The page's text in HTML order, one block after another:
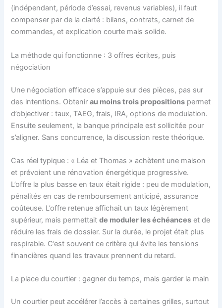
(indépendant, période d’essai, revenus variables), il faut
compenser par de la clarté : bilans, contrats, carnet de
commandes, et explication courte mais solide.
La méthode qui fonctionne : 3 offres écrites, puis
négociation
Une négociation efficace s’appuie sur des pièces, pas sur
des intentions. Obtenirau moins trois propositions permet
d’objectiver : taux, TAEG, frais, IRA, options de modulation.
Ensuite seulement, la banque principale est sollicitée pour
s’aligner. Sans concurrence, la discussion reste théorique.
Cas réel typique : « Léa et Thomas » achètent une maison
et prévoient une rénovation énergétique progressive.
L’offre la plus basse en taux était rigide : peu de modulation,
pénalités en cas de remboursement anticipé, assurance
coûteuse. L’offre retenue affichait un taux légèrement
supérieur, mais permettaitde moduler les échéances et de
réduire les frais de dossier. Sur la durée, le projet était plus
respirable. C’est souvent ce critère qui évite les tensions
financières quand les travaux prennent du retard.
La place du courtier : gagner du temps, mais garder la main
Un courtier peut accélérer l’accès à certaines grilles, surtout